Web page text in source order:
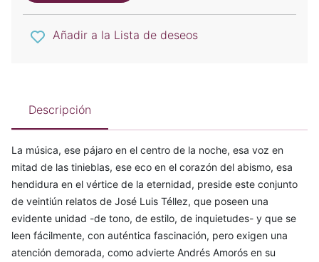
Añadir a la Lista de deseos
Descripción
La música, ese pájaro en el centro de la noche, esa voz en
mitad de las tinieblas, ese eco en el corazón del abismo, esa
hendidura en el vértice de la eternidad, preside este conjunto
de veintiún relatos de José Luis Téllez, que poseen una
evidente unidad -de tono, de estilo, de inquietudes- y que se
leen fácilmente, con auténtica fascinación, pero exigen una
atención demorada, como advierte Andrés Amorós en su